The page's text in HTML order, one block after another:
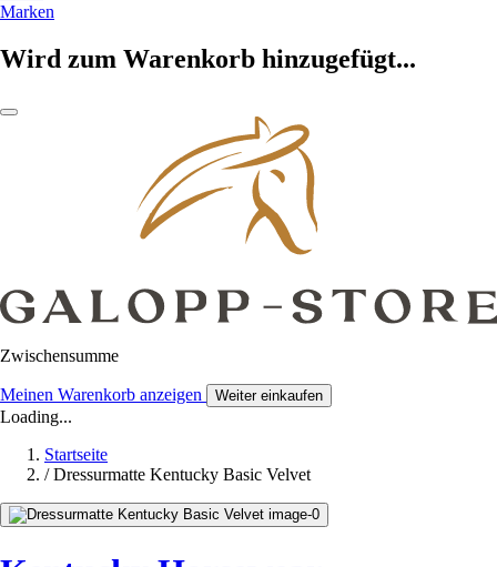
Marken
Wird zum Warenkorb hinzugefügt...
Zwischensumme
Meinen Warenkorb anzeigen Weiter einkaufen
Loading...
Startseite
/ Dressurmatte Kentucky Basic Velvet